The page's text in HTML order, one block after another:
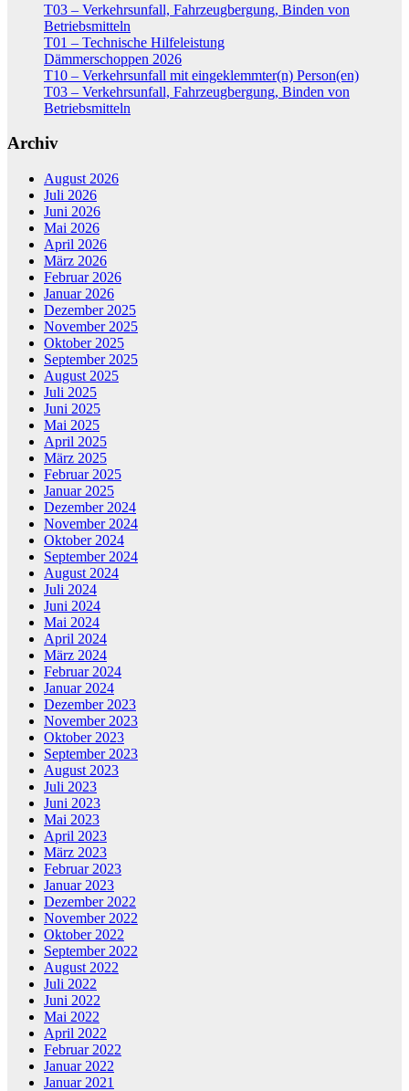
T03 – Verkehrsunfall, Fahrzeugbergung, Binden von
Betriebsmitteln
T01 – Technische Hilfeleistung
Dämmerschoppen 2026
T10 – Verkehrsunfall mit eingeklemmter(n) Person(en)
T03 – Verkehrsunfall, Fahrzeugbergung, Binden von
Betriebsmitteln
Archiv
August 2026
Juli 2026
Juni 2026
Mai 2026
April 2026
März 2026
Februar 2026
Januar 2026
Dezember 2025
November 2025
Oktober 2025
September 2025
August 2025
Juli 2025
Juni 2025
Mai 2025
April 2025
März 2025
Februar 2025
Januar 2025
Dezember 2024
November 2024
Oktober 2024
September 2024
August 2024
Juli 2024
Juni 2024
Mai 2024
April 2024
März 2024
Februar 2024
Januar 2024
Dezember 2023
November 2023
Oktober 2023
September 2023
August 2023
Juli 2023
Juni 2023
Mai 2023
April 2023
März 2023
Februar 2023
Januar 2023
Dezember 2022
November 2022
Oktober 2022
September 2022
August 2022
Juli 2022
Juni 2022
Mai 2022
April 2022
Februar 2022
Januar 2022
Januar 2021